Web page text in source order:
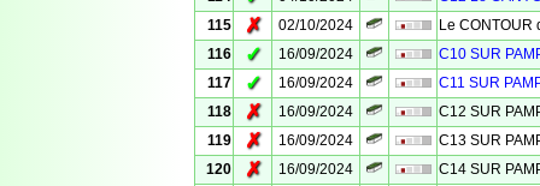
115
✗ 02/10/2024
Le CONTOUR
116
✓ 16/09/2024
C10 SUR
117
✓ 16/09/2024
C11 SUR
118
✗ 16/09/2024
C12 SUR
119
✗ 16/09/2024
C13 SUR
120
✗ 16/09/2024
C14 SUR